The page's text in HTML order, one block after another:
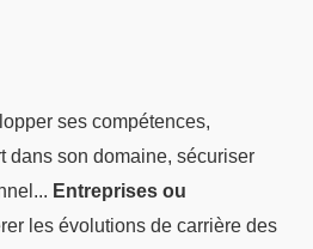
ses compétences,
dans son domaine, sécuriser
Entreprises ou
les évolutions de carrière des